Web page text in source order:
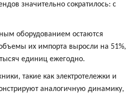
значительно сократилось: с
оборудованием остаются
их импорта выросли на 51%,
единиц ежегодно.
такие как электротележки и
аналогичную динамику,